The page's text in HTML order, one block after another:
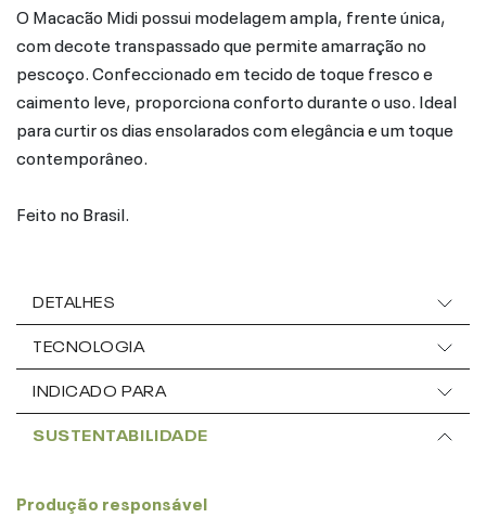
O Macacão Midi possui modelagem ampla, frente única,
com decote transpassado que permite amarração no
pescoço. Confeccionado em tecido de toque fresco e
caimento leve, proporciona conforto durante o uso. Ideal
para curtir os dias ensolarados com elegância e um toque
contemporâneo.
Feito no Brasil.
DETALHES
TECNOLOGIA
INDICADO PARA
SUSTENTABILIDADE
Produção responsável